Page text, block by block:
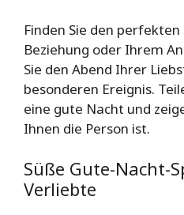
Finden Sie den
Beziehung oder Ihrem
Sie den Abend Ihrer
besonderen Ereignis.
eine gute Nacht und
Ihnen die Person ist.
Süße Gute-Nacht-
Verliebte